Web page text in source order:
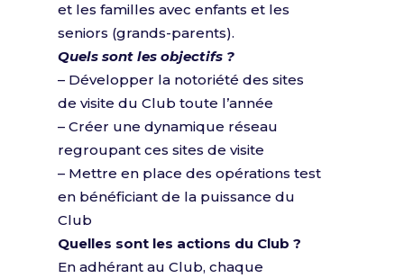
et les familles avec enfants et les
seniors (grands-parents).
Quels sont les objectifs ?
– Développer la notoriété des sites
de visite du Club toute l’année
– Créer une dynamique réseau
regroupant ces sites de visite
– Mettre en place des opérations test
en bénéficiant de la puissance du
Club
Quelles sont les actions du Club ?
En adhérant au Club, chaque